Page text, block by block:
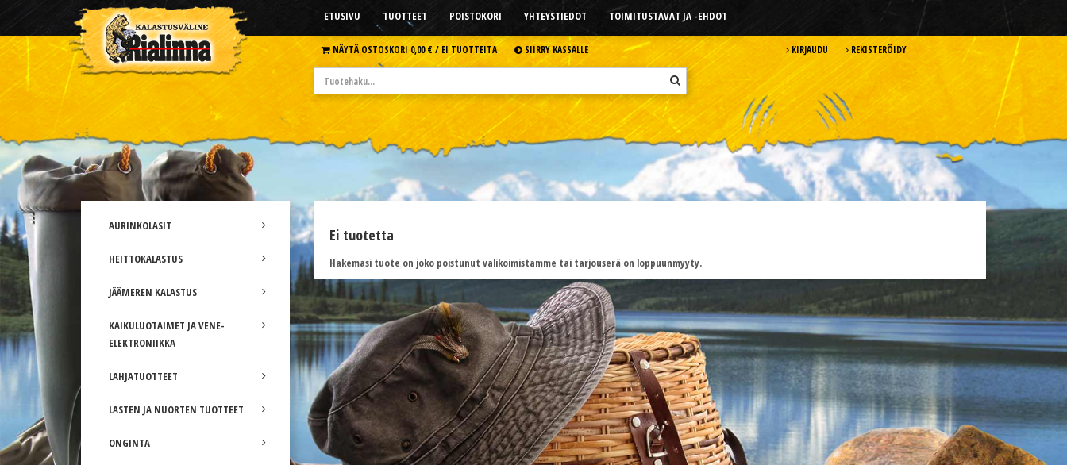
ETUSIVU TUOTTEET POISTOKORI YHTEYSTIEDOT TOIMITUSTAVAT JA -EHDOT
NÄYTÄ OSTOSKORI 0,00 € /EI TUOTTEITA SIIRRY KASSALLE KIRJAUDU REKISTERÖIDY
AURINKOLASIT
HEITTOKALASTUS
JÄÄMEREN KALASTUS
KAIKULUOTAIMET JA VENE-
ELEKTRONIIKKA
LAHJATUOTTEET
LASTEN JA NUORTEN TUOTTEET
ONGINTA
Ei tuotetta
Hakemasi tuote on joko poistunut valikoimistamme tai tarjouserä on loppuunmyyty.